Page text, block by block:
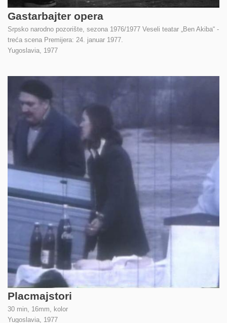
Gastarbajter opera
Srpsko narodno pozorište, sezona 1976/1977 Veseli teatar „Ben Akiba“ -
treća scena Premijera: 24. januar 1977.
Yugoslavia, 1977
Placmajstori
30 min, 16mm, kolor
Yugoslavia, 1977